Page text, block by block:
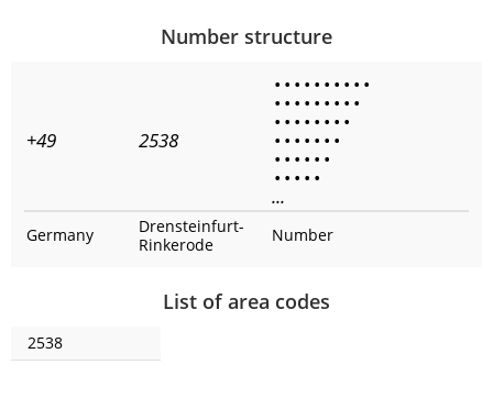
Number structure
+49 2538
• • • • • • • • • •
• • • • • • • • •
• • • • • • • •
• • • • • • •
• • • • • •
• • • • •
...
Germany
Drensteinfurt-
Rinkerode
Number
List of area codes
2538